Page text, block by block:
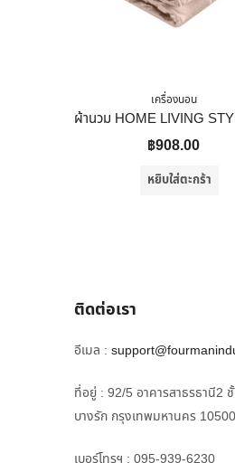
เครื่องนอน
฿908.00
หยิบใส่ตะกร้า
ติดต่อเรา
อีเมล :
ที่อยู่ : 92/5 อาคารสาธรธานี2
บางรัก กรุงเทพมหานคร 10500